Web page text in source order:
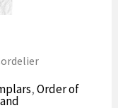
,Order of